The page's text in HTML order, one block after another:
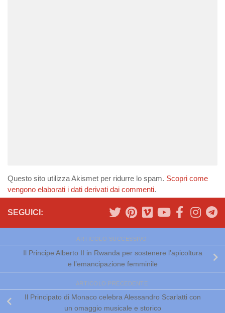
Questo sito utilizza Akismet per ridurre lo spam. Scopri come
vengono elaborati i dati derivati dai commenti.
SEGUICI:
ARTICOLO SUCCESSIVO
Il Principe Alberto II in Rwanda per sostenere l’apicoltura
e l’emancipazione femminile
ARTICOLO PRECEDENTE
Il Principato di Monaco celebra Alessandro Scarlatti con
un omaggio musicale e storico